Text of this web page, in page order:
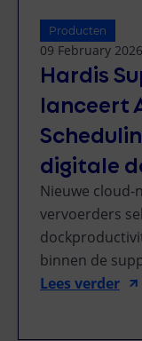
Producten
09 February 2026
Hardis
lanceert
digitale
Nieuwe cloud-
vervoerders
binnen de
Lees verder